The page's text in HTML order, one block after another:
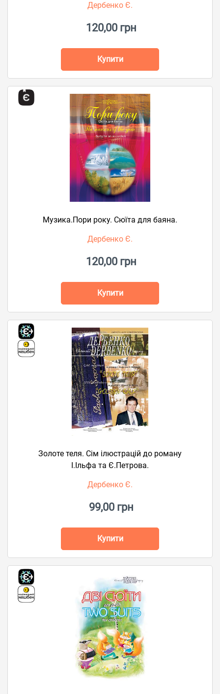
Дербенко Є.
120,00 грн
Купити
Музика.Пори року. Сюїта для баяна.
Дербенко Є.
120,00 грн
Купити
Золоте теля. Сім ілюстрацій до роману
І.Ільфа та Є.Петрова.
Дербенко Є.
99,00 грн
Купити